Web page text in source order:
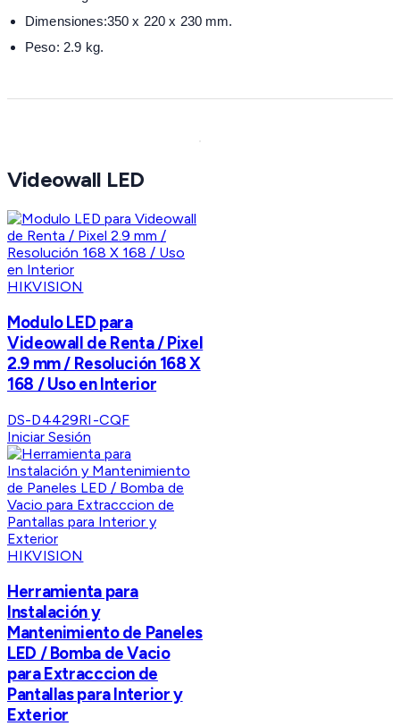
Dimensiones:350 x 220 x 230 mm.
Peso: 2.9 kg.
Videowall LED
HIKVISION
Modulo LED para
Videowall de Renta / Pixel
2.9 mm / Resolución 168 X
168 / Uso en Interior
DS-D4429RI-CQF
Iniciar Sesión
HIKVISION
Herramienta para
Instalación y
Mantenimiento de Paneles
LED / Bomba de Vacio
para Extracccion de
Pantallas para Interior y
Exterior